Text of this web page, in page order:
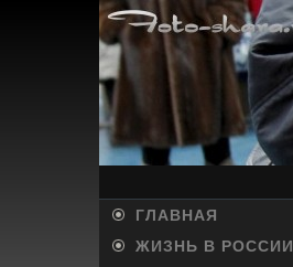
ГЛАВНАЯ
ЖИЗНЬ В РОССИИ